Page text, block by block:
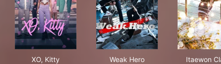
XO, Kitty
Weak Hero
Itaewon